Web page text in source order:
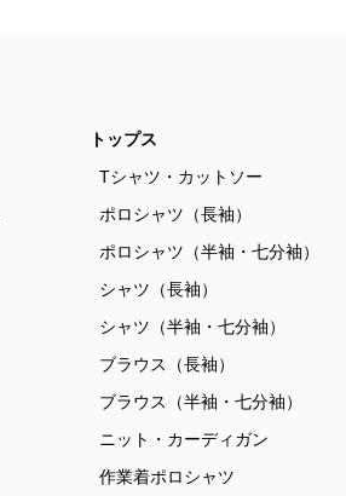
トップス
Tシャツ・カットソー
ポロシャツ（長袖）
ポロシャツ（半袖・七分袖）
シャツ（長袖）
シャツ（半袖・七分袖）
ブラウス（長袖）
ブラウス（半袖・七分袖）
ニット・カーディガン
作業着ポロシャツ